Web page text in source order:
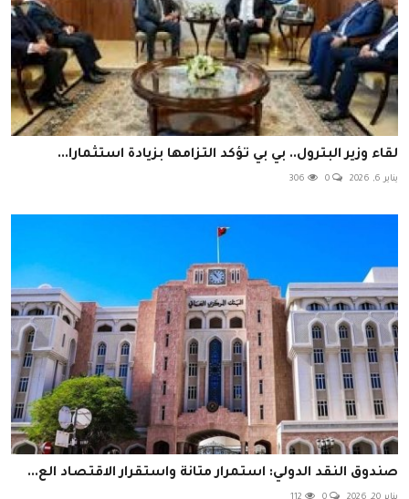
لقاء وزير البترول.. بي بي تؤكد التزامها بزيادة استثمارا...
يناير 6, 2026
صندوق النقد الدولي: استمرار متانة واستقرار الاقتصاد الع...